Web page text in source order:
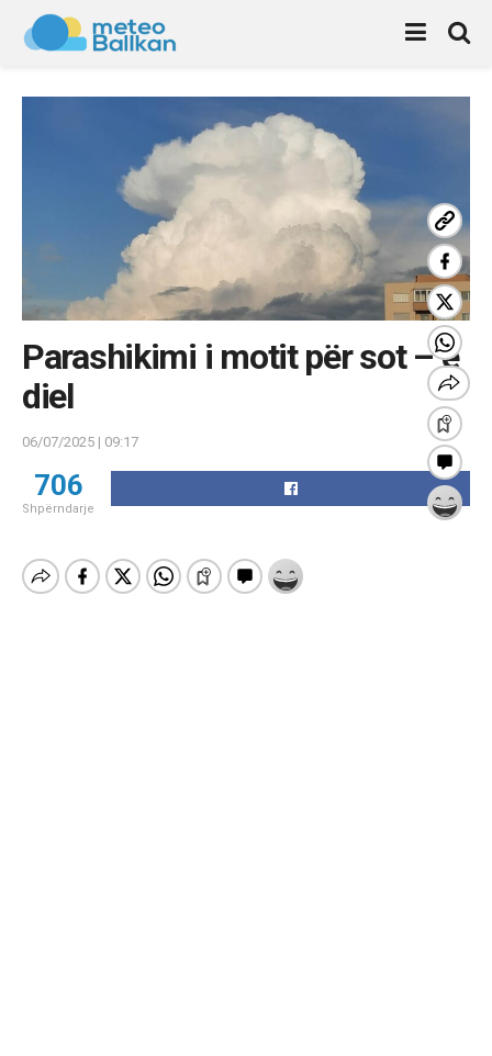
Parashikimi i motit për sot – e
diel
06/07/2025 | 09:17
706
Shpërndarje